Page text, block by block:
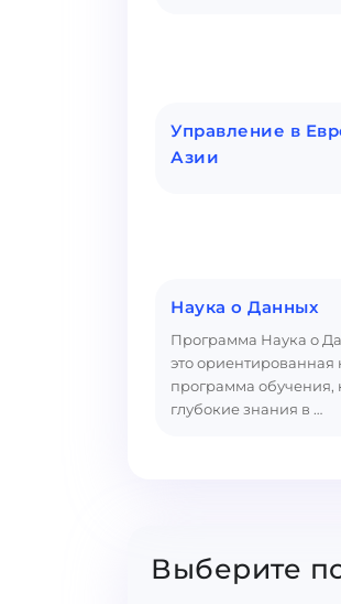
Управление в
Азии
Наука о Данных
Программа Наука о
это ориентированная
программа обучения,
глубокие знания в …
Выберите